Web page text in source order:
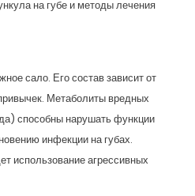
сало. Его состав зависит от
Метаболиты вредных
способны нарушать функции
инфекции на губах.
использование агрессивных